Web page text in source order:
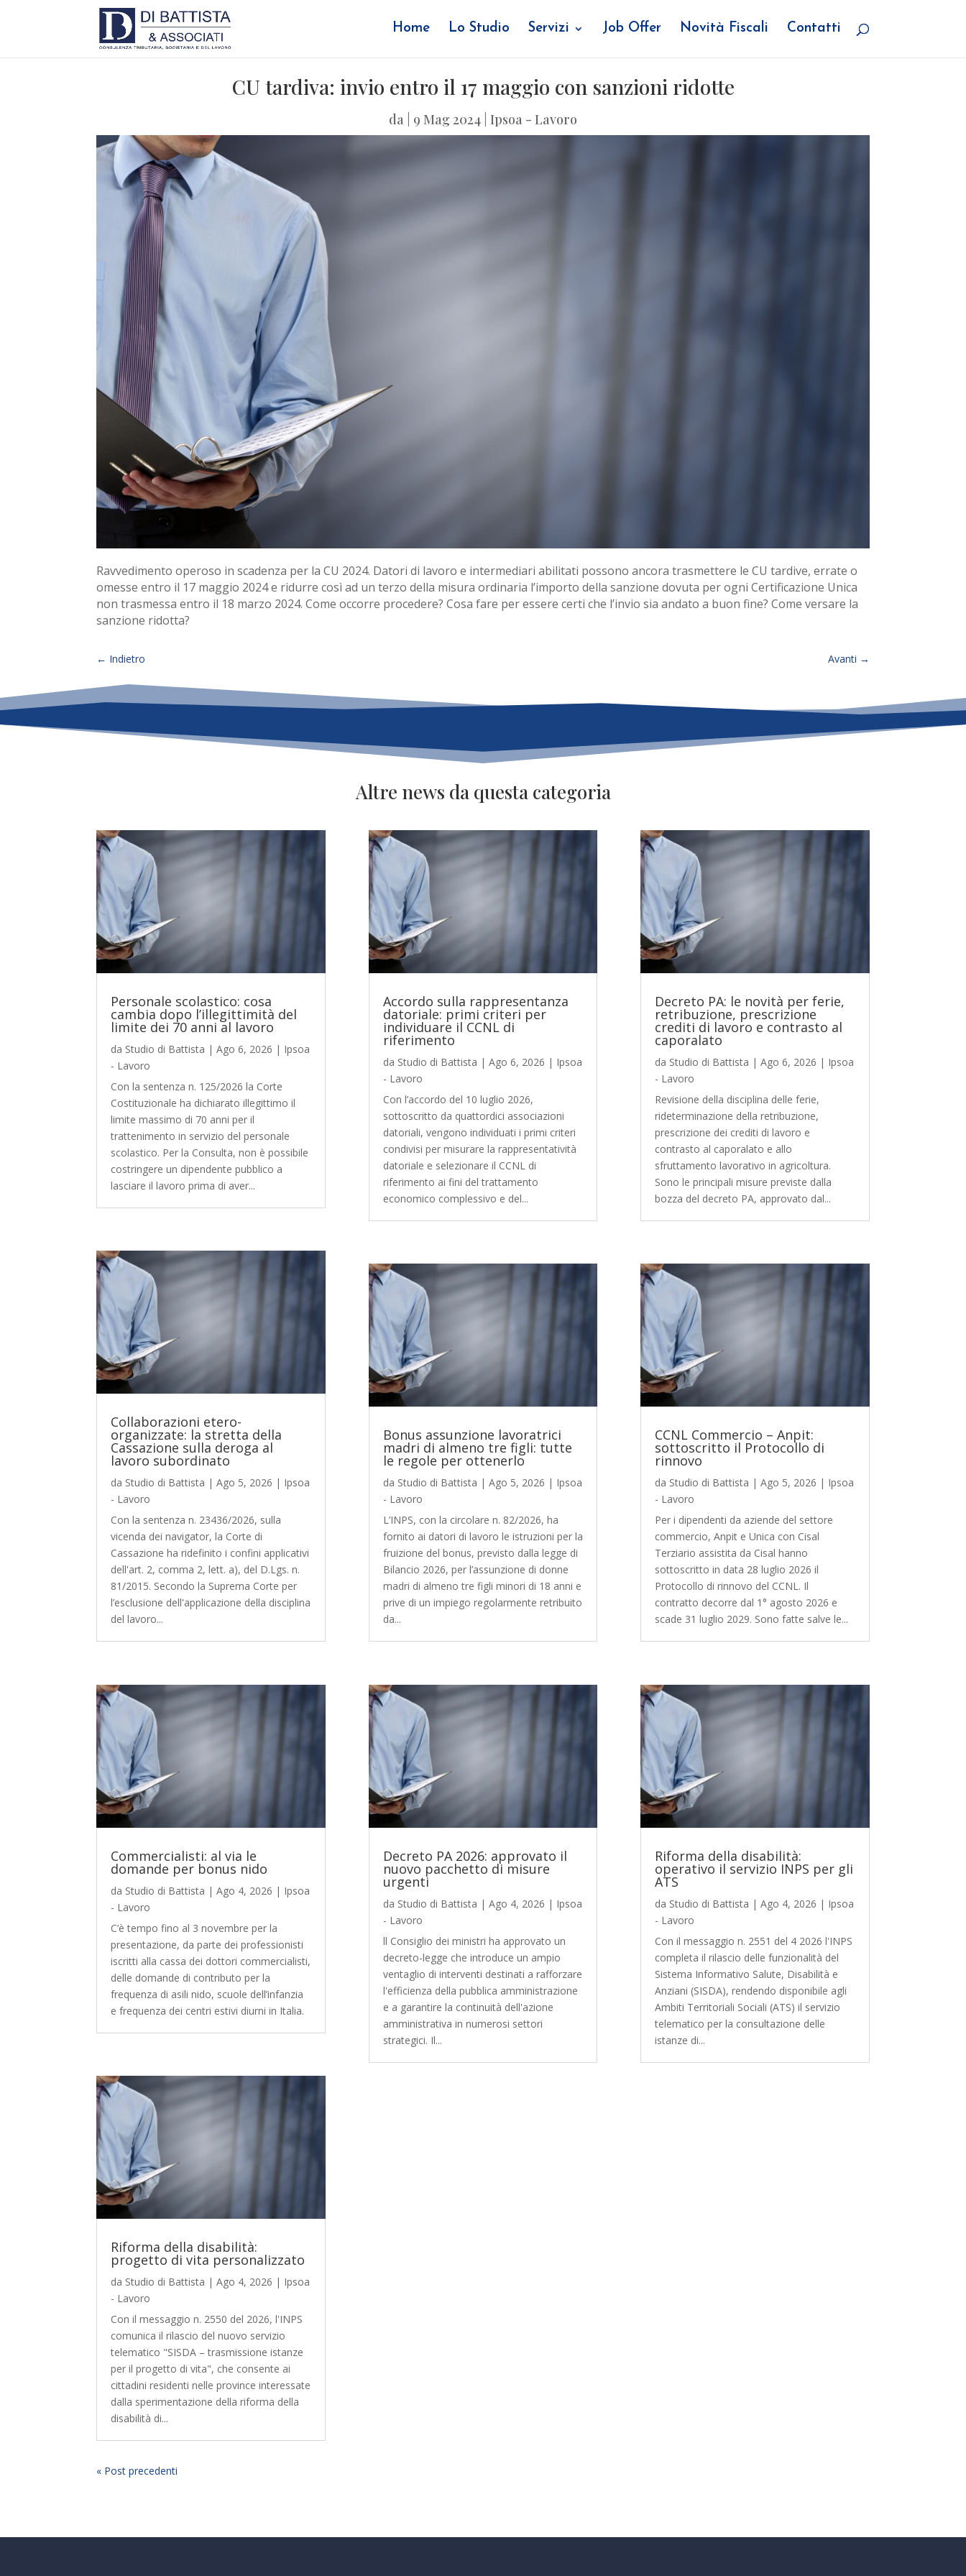
Home Lo Studio Servizi Job Offer Novità Fiscali Contatti
CU tardiva: invio entro il 17 maggio con sanzioni ridotte
da 9 Mag 2024 Ipsoa - Lavoro
Ravvedimento operoso in scadenza per la CU 2024. Datori di lavoro e intermediari abilitati possono ancora trasmettere le CU tardive, errate o
omesse entro il 17 maggio 2024 e ridurre così ad un terzo della misura ordinaria l’importo della sanzione dovuta per ogni Certificazione Unica
non trasmessa entro il 18 marzo 2024. Come occorre procedere? Cosa fare per essere certi che l’invio sia andato a buon fine? Come versare la
sanzione ridotta?
← Indietro Avanti →
Altre news da questa categoria
Personale scolastico: cosa
cambia dopo l’illegittimità del
limite dei 70 anni al lavoro
da Studio di Battista |Ago 6, 2026 | Ipsoa
- Lavoro
Con la sentenza n. 125/2026 la Corte
Costituzionale ha dichiarato illegittimo il
limite massimo di 70 anni per il
trattenimento in servizio del personale
scolastico. Per la Consulta, non è possibile
costringere un dipendente pubblico a
lasciare il lavoro prima di aver...
Collaborazioni etero-
organizzate: la stretta della
Cassazione sulla deroga al
lavoro subordinato
da Studio di Battista |Ago 5, 2026 | Ipsoa
- Lavoro
Con la sentenza n. 23436/2026, sulla
vicenda dei navigator, la Corte di
Cassazione ha ridefinito i confini applicativi
dell'art. 2, comma 2, lett. a), del D.Lgs. n.
81/2015. Secondo la Suprema Corte per
l’esclusione dell'applicazione della disciplina
del lavoro...
Commercialisti: al via le
domande per bonus nido
da Studio di Battista |Ago 4, 2026 | Ipsoa
- Lavoro
C’è tempo fino al 3 novembre per la
presentazione, da parte dei professionisti
iscritti alla cassa dei dottori commercialisti,
delle domande di contributo per la
frequenza di asili nido, scuole dell’infanzia
e frequenza dei centri estivi diurni in Italia.
Riforma della disabilità:
progetto di vita personalizzato
da Studio di Battista |Ago 4, 2026 | Ipsoa
- Lavoro
Con il messaggio n. 2550 del 2026, l'INPS
comunica il rilascio del nuovo servizio
telematico "SISDA – trasmissione istanze
per il progetto di vita", che consente ai
cittadini residenti nelle province interessate
dalla sperimentazione della riforma della
disabilità di...
Accordo sulla rappresentanza
datoriale: primi criteri per
individuare il CCNL di
riferimento
da Studio di Battista | Ago 6, 2026 | Ipsoa
- Lavoro
Con l’accordo del 10 luglio 2026,
sottoscritto da quattordici associazioni
datoriali, vengono individuati i primi criteri
condivisi per misurare la rappresentatività
datoriale e selezionare il CCNL di
riferimento ai fini del trattamento
economico complessivo e del...
Bonus assunzione lavoratrici
madri di almeno tre figli: tutte
le regole per ottenerlo
da Studio di Battista | Ago 5, 2026 | Ipsoa
- Lavoro
L’INPS, con la circolare n. 82/2026, ha
fornito ai datori di lavoro le istruzioni per la
fruizione del bonus, previsto dalla legge di
Bilancio 2026, per l’assunzione di donne
madri di almeno tre figli minori di 18 anni e
prive di un impiego regolarmente retribuito
da...
Decreto PA 2026: approvato il
nuovo pacchetto di misure
urgenti
da Studio di Battista | Ago 4, 2026 | Ipsoa
- Lavoro
ll Consiglio dei ministri ha approvato un
decreto-legge che introduce un ampio
ventaglio di interventi destinati a rafforzare
l'efficienza della pubblica amministrazione
e a garantire la continuità dell'azione
amministrativa in numerosi settori
strategici. Il...
Decreto PA: le novità per ferie,
retribuzione, prescrizione
crediti di lavoro e contrasto al
caporalato
da Studio di Battista | Ago 6, 2026 | Ipsoa
- Lavoro
Revisione della disciplina delle ferie,
rideterminazione della retribuzione,
prescrizione dei crediti di lavoro e
contrasto al caporalato e allo
sfruttamento lavorativo in agricoltura.
Sono le principali misure previste dalla
bozza del decreto PA, approvato dal...
CCNL Commercio – Anpit:
sottoscritto il Protocollo di
rinnovo
da Studio di Battista | Ago 5, 2026 | Ipsoa
- Lavoro
Per i dipendenti da aziende del settore
commercio, Anpit e Unica con Cisal
Terziario assistita da Cisal hanno
sottoscritto in data 28 luglio 2026 il
Protocollo di rinnovo del CCNL. Il
contratto decorre dal 1° agosto 2026 e
scade 31 luglio 2029. Sono fatte salve le...
Riforma della disabilità:
operativo il servizio INPS per gli
ATS
da Studio di Battista | Ago 4, 2026 | Ipsoa
- Lavoro
Con il messaggio n. 2551 del 4 2026 l'INPS
completa il rilascio delle funzionalità del
Sistema Informativo Salute, Disabilità e
Anziani (SISDA), rendendo disponibile agli
Ambiti Territoriali Sociali (ATS) il servizio
telematico per la consultazione delle
istanze di...
« Post precedenti